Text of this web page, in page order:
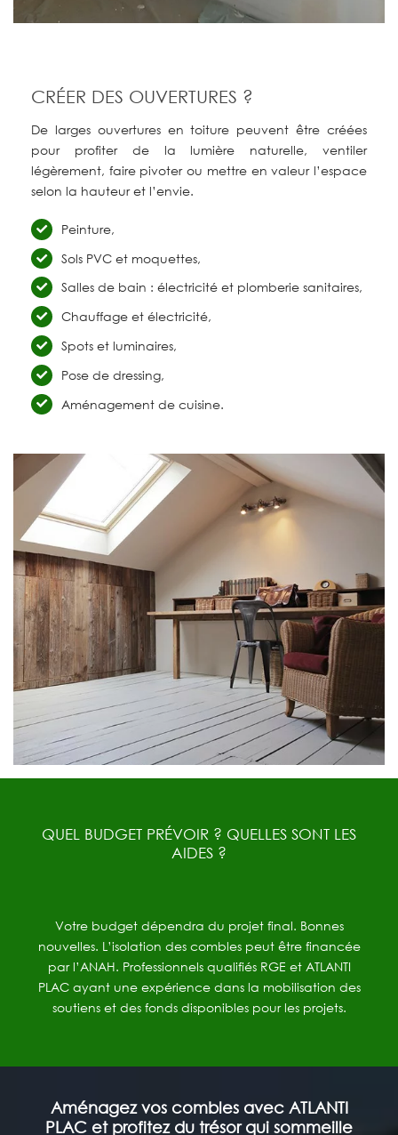
CRÉER DES OUVERTURES ?
De larges ouvertures en toiture peuvent être créées
pour
profiter de la lumière naturelle,
ventiler
légèrement, faire pivoter ou mettre en valeur l’espace
selon la hauteur et l’envie.
Peinture,
Sols PVC et moquettes,
Salles de bain : électricité et plomberie sanitaires,
Chauffage et électricité,
Spots et luminaires,
Pose de dressing,
Aménagement de cuisine.
QUEL BUDGET PRÉVOIR ? QUELLES SONT LES
AIDES ?
Votre budget dépendra du projet final. Bonnes
nouvelles. L’isolation des combles peut être financée
par l’ANAH. Professionnels qualifiés RGE et ATLANTI
PLAC ayant une expérience dans la mobilisation des
soutiens et des fonds disponibles pour les projets.
Aménagez vos combles avec ATLANTI
PLAC et profitez du trésor qui sommeille